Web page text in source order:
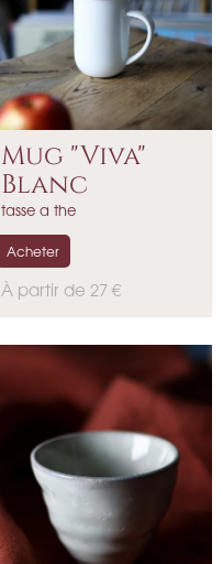
Mug "Viva"
Blanc
tasse a the
P
À partir de 27 €
Acheter